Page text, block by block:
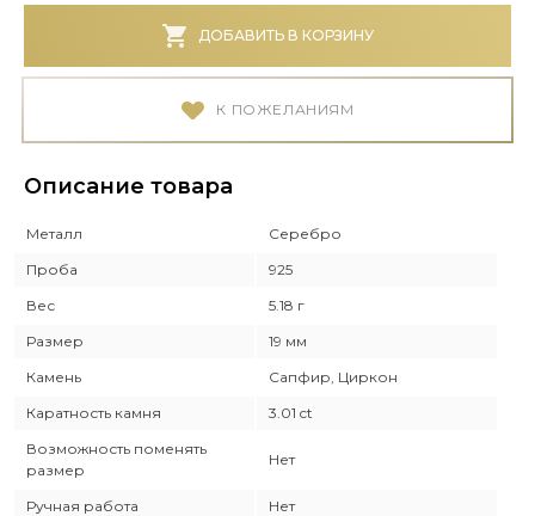
ДОБАВИТЬ В КОРЗИНУ
К ПОЖЕЛАНИЯМ
Описание товара
Металл
Серебро
Проба
925
Вес
5.18 г
Размер
19 мм
Камень
Сапфир, Циркон
Каратность камня
3.01 ct
Возможность поменять
размер
Нет
Ручная работа Нет